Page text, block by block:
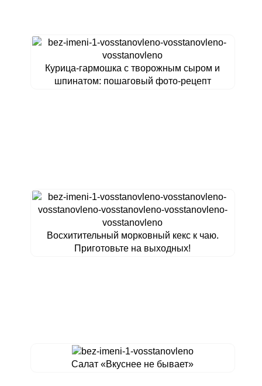
Курица-гармошка с творожным сыром и
шпинатом: пошаговый фото-рецепт
Восхитительный морковный кекс к чаю.
Приготовьте на выходных!
Салат «Вкуснее не бывает»